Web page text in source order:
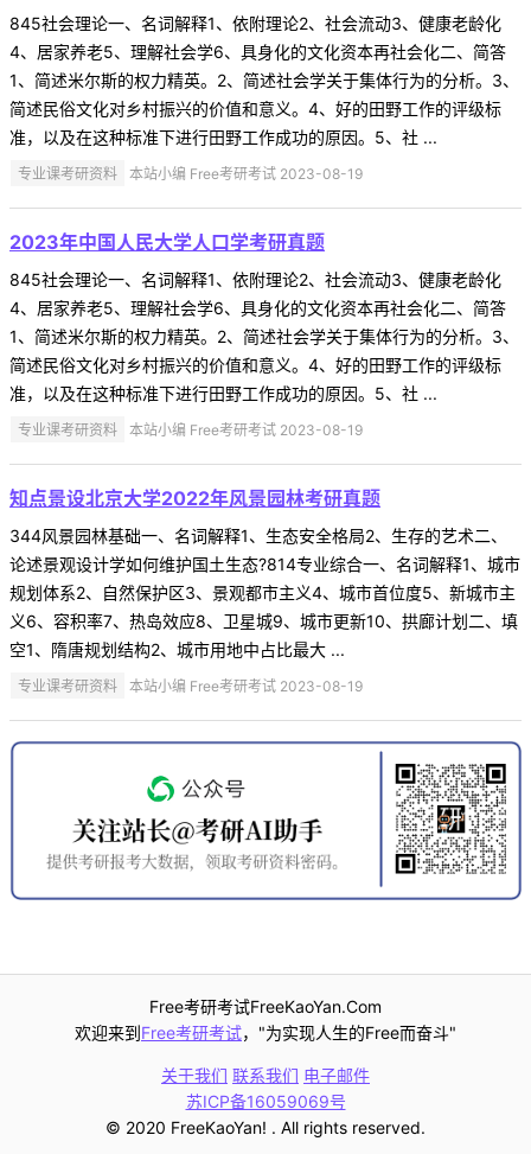
845社会理论一、名词解释1、依附理论2、社会流动3、健康老龄化
4、居家养老5、理解社会学6、具身化的文化资本再社会化二、简答
1、简述米尔斯的权力精英。2、简述社会学关于集体行为的分析。3、
简述民俗文化对乡村振兴的价值和意义。4、好的田野工作的评级标
准，以及在这种标准下进行田野工作成功的原因。5、社 ...
专业课考研资料 本站小编 Free考研考试 2023-08-19
2023年中国人民大学人口学考研真题
845社会理论一、名词解释1、依附理论2、社会流动3、健康老龄化
4、居家养老5、理解社会学6、具身化的文化资本再社会化二、简答
1、简述米尔斯的权力精英。2、简述社会学关于集体行为的分析。3、
简述民俗文化对乡村振兴的价值和意义。4、好的田野工作的评级标
准，以及在这种标准下进行田野工作成功的原因。5、社 ...
专业课考研资料 本站小编 Free考研考试 2023-08-19
知点景设北京大学2022年风景园林考研真题
344风景园林基础一、名词解释1、生态安全格局2、生存的艺术二、
论述景观设计学如何维护国土生态?814专业综合一、名词解释1、城市
规划体系2、自然保护区3、景观都市主义4、城市首位度5、新城市主
义6、容积率7、热岛效应8、卫星城9、城市更新10、拱廊计划二、填
空1、隋唐规划结构2、城市用地中占比最大 ...
专业课考研资料 本站小编 Free考研考试 2023-08-19
Free考研考试FreeKaoYan.Com
欢迎来到Free考研考试，"为实现人生的Free而奋斗"
关于我们 联系我们 电子邮件
苏ICP备16059069号
© 2020 FreeKaoYan! . All rights reserved.